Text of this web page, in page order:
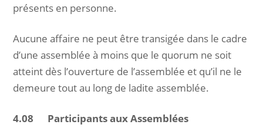
présents en personne.
Aucune affaire ne peut être transigée dans le cadre
d’une assemblée à moins que le quorum ne soit
atteint dès l’ouverture de l’assemblée et qu’il ne le
demeure tout au long de ladite assemblée.
4.08 Participants aux Assemblées